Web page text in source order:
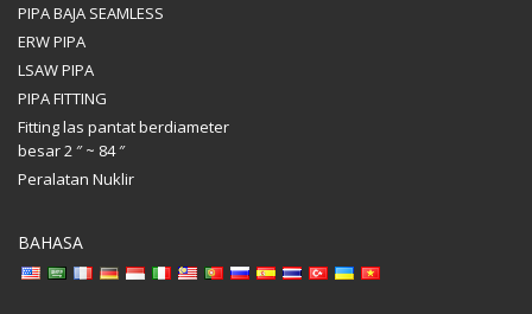
PIPA BAJA SEAMLESS
ERW PIPA
LSAW PIPA
PIPA FITTING
Fitting las pantat berdiameter
besar 2 ″ ~ 84 ″
Peralatan Nuklir
BAHASA